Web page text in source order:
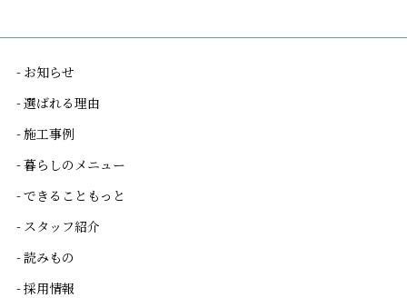
- お知らせ
- 選ばれる理由
- 施工事例
- 暮らしのメニュー
- できることもっと
- スタッフ紹介
- 読みもの
- 採用情報